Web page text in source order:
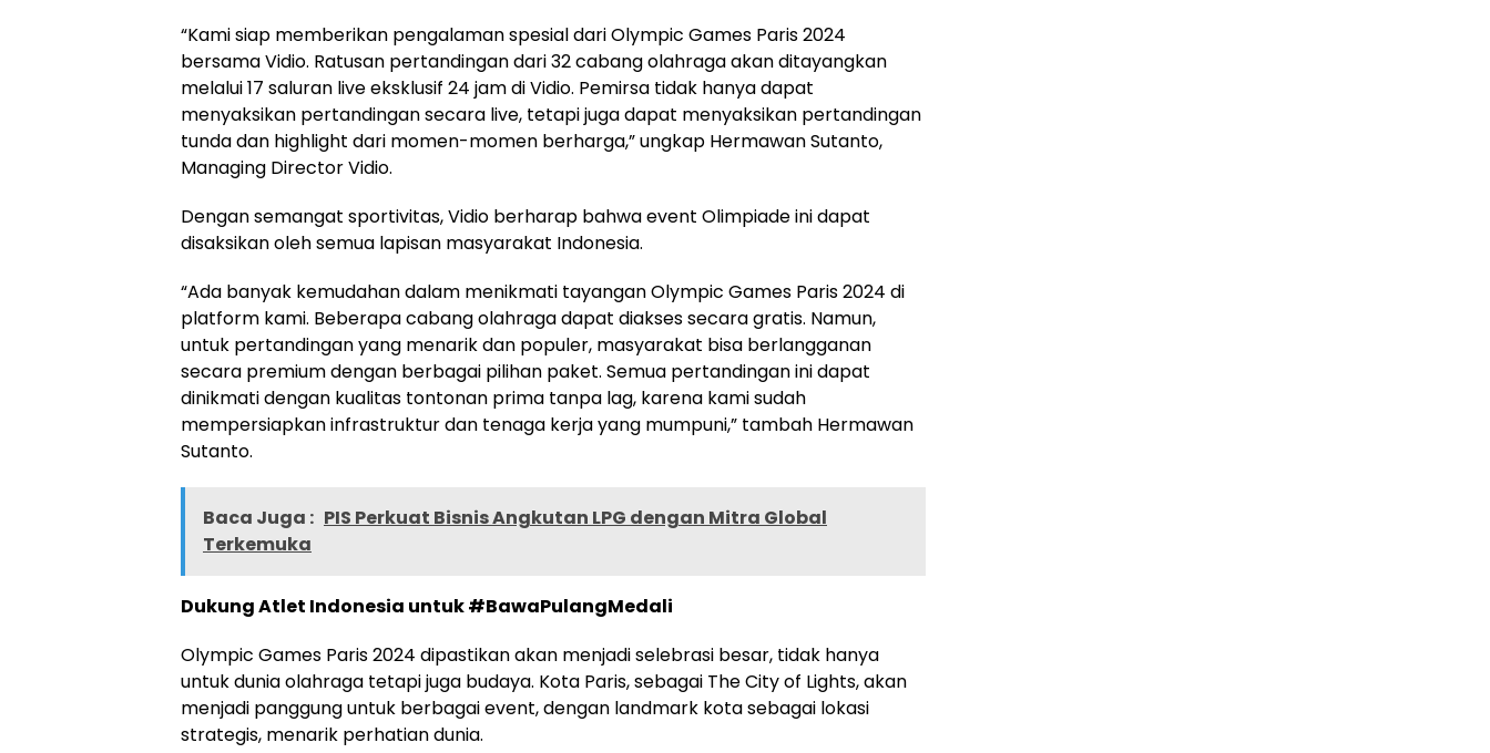
“Kami siap memberikan pengalaman spesial dari Olympic Games Paris 2024
bersama Vidio. Ratusan pertandingan dari 32 cabang olahraga akan ditayangkan
melalui 17 saluran live eksklusif 24 jam di Vidio. Pemirsa tidak hanya dapat
menyaksikan pertandingan secara live, tetapi juga dapat menyaksikan pertandingan
tunda dan highlight dari momen-momen berharga,” ungkap Hermawan Sutanto,
Managing Director Vidio.
Dengan semangat sportivitas, Vidio berharap bahwa event Olimpiade ini dapat
disaksikan oleh semua lapisan masyarakat Indonesia.
“Ada banyak kemudahan dalam menikmati tayangan Olympic Games Paris 2024 di
platform kami. Beberapa cabang olahraga dapat diakses secara gratis. Namun,
untuk pertandingan yang menarik dan populer, masyarakat bisa berlangganan
secara premium dengan berbagai pilihan paket. Semua pertandingan ini dapat
dinikmati dengan kualitas tontonan prima tanpa lag, karena kami sudah
mempersiapkan infrastruktur dan tenaga kerja yang mumpuni,” tambah Hermawan
Sutanto.
Baca Juga : PIS Perkuat Bisnis Angkutan LPG dengan Mitra Global
Terkemuka
Dukung Atlet Indonesia untuk #BawaPulangMedali
Olympic Games Paris 2024 dipastikan akan menjadi selebrasi besar, tidak hanya
untuk dunia olahraga tetapi juga budaya. Kota Paris, sebagai The City of Lights, akan
menjadi panggung untuk berbagai event, dengan landmark kota sebagai lokasi
strategis, menarik perhatian dunia.